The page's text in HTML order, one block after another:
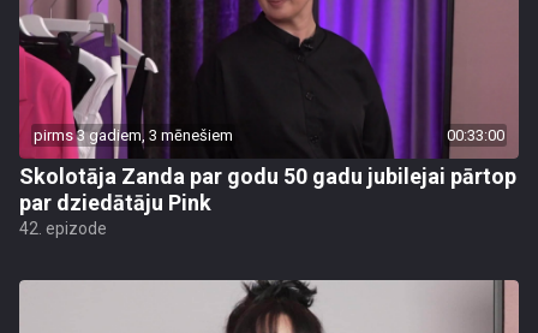
pirms 3 gadiem, 3 mēnešiem 00:33:00
Skolotāja Zanda par godu 50 gadu jubilejai pārtop
par dziedātāju Pink
42. epizode